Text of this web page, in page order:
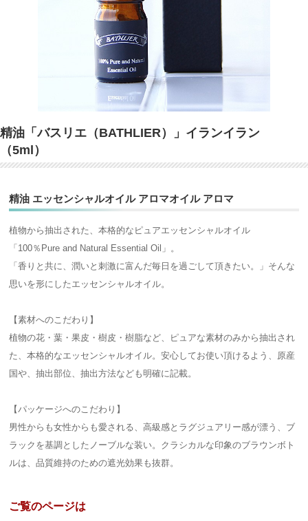
精油「バスリエ（BATHLIER）」イランイラン
（5ml）
精油 エッセンシャルオイル アロマオイル アロマ
植物から抽出された、本格的なピュアエッセンシャルオイル
「100％Pure and Natural Essential Oil」。
「香りと共に、潤いと刺激に富んだ毎日を過ごして頂きたい。」そんな
思いを形にしたエッセンシャルオイル。
【素材へのこだわり】
植物の花・葉・果皮・樹皮・樹脂など、ピュアな素材のみから抽出され
た、本格的なエッセンシャルオイル。安心してお使い頂けるよう、原産
国や、抽出部位、抽出方法なども明確に記載。
【パッケージへのこだわり】
男性からも女性からも愛される、高級感とラグジュアリー感が漂う、ブ
ラックを基調としたノーブルな装い。クラシカルな印象のブラウンボト
ルは、品質維持のための遮光効果も抜群。
ご覧のページは